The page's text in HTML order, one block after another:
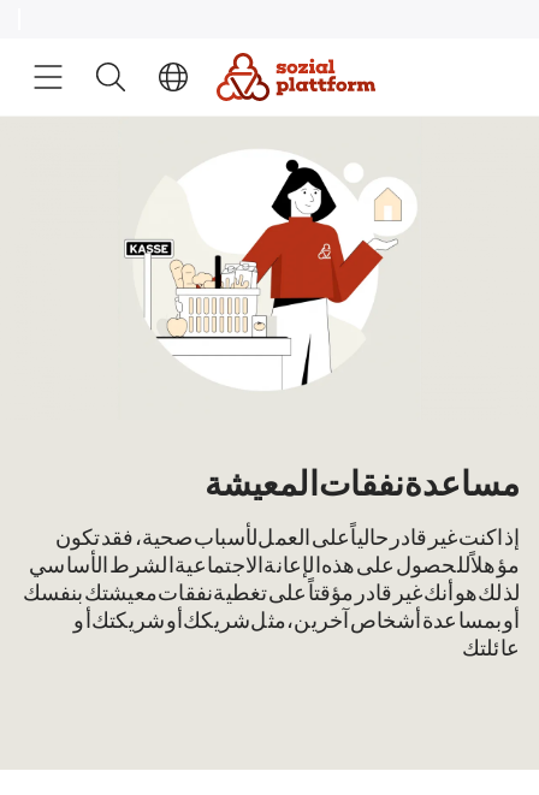
مساعدة نفقات المعيشة
إذا كنت غير قادر حالياً على العمل لأسباب صحية، فقد تكون
مؤهلاً للحصول على هذه الإعانة الاجتماعية. الشرط الأساسي
لذلك هو أنك غير قادر مؤقتاً على تغطية نفقات معيشتك بنفسك
أو بمساعدة أشخاص آخرين، مثل شريكك أو شريكتك أو
عائلتك.